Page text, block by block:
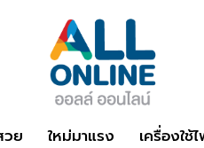
ย ใหม่มาแรง เครื่องใ